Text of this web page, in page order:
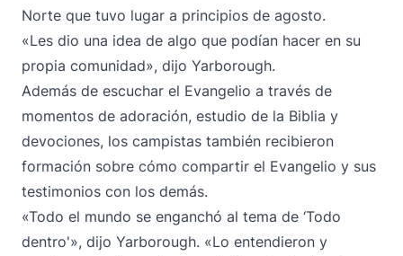
Norte que tuvo lugar a principios de agosto.
«Les dio una idea de algo que podían hacer en su
propia comunidad», dijo Yarborough.
Además de escuchar el Evangelio a través de
momentos de adoración, estudio de la Biblia y
devociones, los campistas también recibieron
formación sobre cómo compartir el Evangelio y sus
testimonios con los demás.
«Todo el mundo se enganchó al tema de ‘Todo
dentro'», dijo Yarborough. «Lo entendieron y